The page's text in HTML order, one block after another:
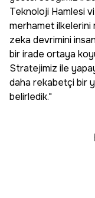
Teknoloji Hamlesi
merhamet ilkelerini
zeka devrimini
bir irade ortaya
Stratejimiz ile
daha rekabetçi bir
belirledik."